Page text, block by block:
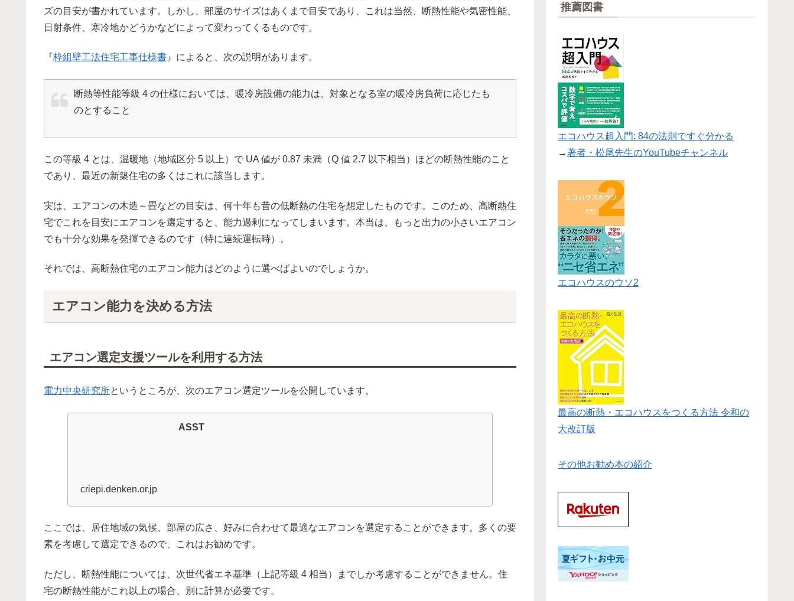
ズの目安が書かれています。しかし、部屋のサイズはあくまで目安であり、これは当然、断熱性能や気密性能、
日射条件、寒冷地かどうかなどによって変わってくるものです。
『枠組壁工法住宅工事仕様書 』によると、次の説明があります。
断熱等性能等級 4 の仕様においては、暖冷房設備の能力は、対象となる室の暖冷房負荷に応じたも
のとすること
この等級 4 とは、温暖地（地域区分 5 以上）で UA 値が 0.87 未満（Q 値 2.7 以下相当）ほどの断熱性能のこと
であり、最近の新築住宅の多くはこれに該当します。
実は、エアコンの木造～畳などの目安は、何十年も昔の低断熱の住宅を想定したものです。このため、高断熱住
宅でこれを目安にエアコンを選定すると、能力過剰になってしまいます。本当は、もっと出力の小さいエアコン
でも十分な効果を発揮できるのです（特に連続運転時）。
それでは、高断熱住宅のエアコン能力はどのように選べばよいのでしょうか。
エアコン能力を決める方法
エアコン選定支援ツールを利用する方法
電力中央研究所というところが、次のエアコン選定ツールを公開しています。
ASST
criepi.denken.or.jp
ここでは、居住地域の気候、部屋の広さ、好みに合わせて最適なエアコンを選定することができます。多くの要
素を考慮して選定できるので、これはお勧めです。
ただし、断熱性能については、次世代省エネ基準（上記等級 4 相当）までしか考慮することができません。住
宅の断熱性能がこれ以上の場合、別に計算が必要です。
推薦図書
エコハウス超入門: 84の法則ですぐ分かる
→著者・松尾先生のYouTubeチャンネル
エコハウスのウソ2
最高の断熱・エコハウスをつくる方法 令和の
大改訂版
その他お勧め本の紹介